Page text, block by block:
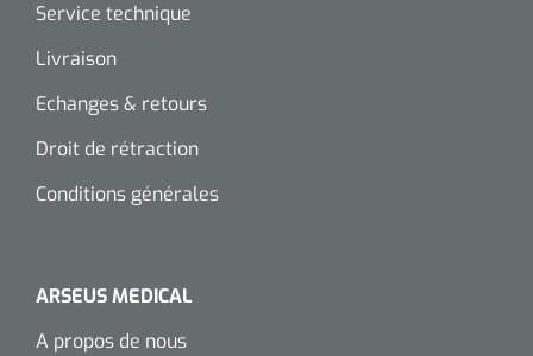
Service technique
Livraison
Echanges & retours
Droit de rétraction
Conditions générales
ARSEUS MEDICAL
A propos de nous